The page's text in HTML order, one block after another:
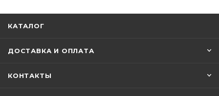
КАТАЛОГ
ДОСТАВКА И ОПЛАТА
КОНТАКТЫ